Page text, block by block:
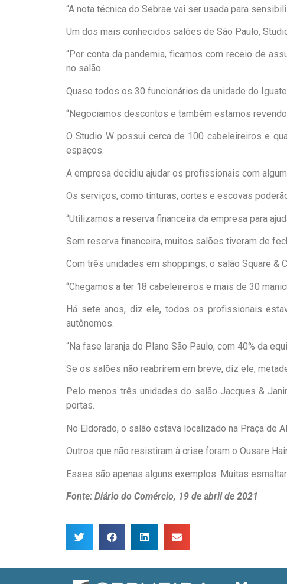
“A nota técnica do Sebrae vai ser usada para
Um dos mais conhecidos salões de São Paulo,
“Por conta da pandemia, ficamos com receio de
no salão.
Quase todos os 30 funcionários da unidade do
“Negociamos descontos e também estamos
O Studio W possui cerca de 100 cabeleireiros e
espaços.
A empresa decidiu ajudar os profissionais com
Os serviços, como tinturas, cortes e escovas
“Utilizamos a reserva financeira da empresa para
Sem reserva financeira, muitos salões tiveram de
Com três unidades em shoppings, o salão Square &
“Chegamos a ter 18 cabeleireiros e mais de 30
Há sete anos, diz ele, todos os profissionais
autônomos.
“Na fase laranja do Plano São Paulo, com 40% da
Se os salões não reabrirem em breve, diz ele,
Pelo menos três unidades do salão Jacques &
portas.
No Eldorado, o salão estava localizado na Praça de
Outros que não resistiram à crise foram o Ousare
Esses são apenas alguns exemplos. Muitas
Fonte: Diário do Comércio, 19 de abril de 2021